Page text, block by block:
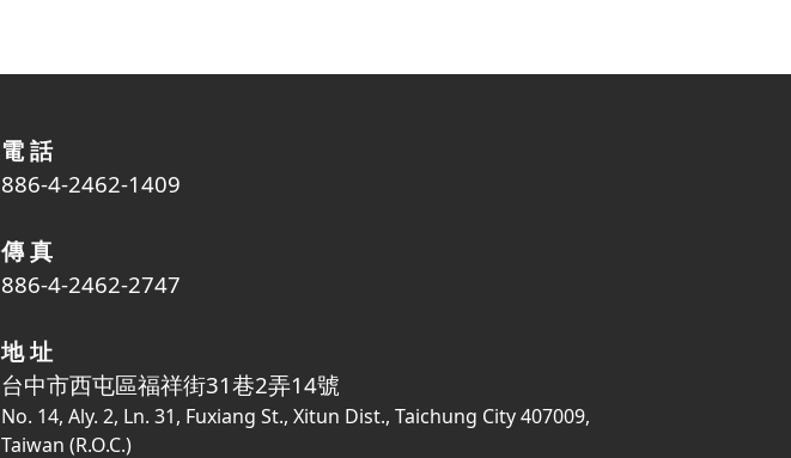
電 話
886-4-2462-1409
傳 真
886-4-2462-2747
地 址
台中市西屯區福祥街31巷2弄14號
No. 14, Aly. 2, Ln. 31, Fuxiang St., Xitun Dist., Taichung City 407009,
Taiwan (R.O.C.)